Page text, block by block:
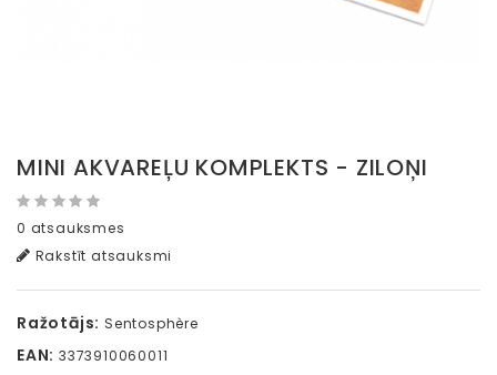
MINI AKVAREĻU KOMPLEKTS - ZILOŅI
0 atsauksmes
Rakstīt atsauksmi
Ražotājs: Sentosphère
EAN: 3373910060011